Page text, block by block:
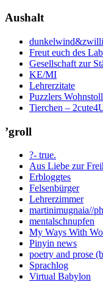
Aushalt
Freut euch des
Gesellschaft zur
KE/MI
Lehrerzitate
Puzzlers
Tierchen –
’groll
?- true.
Aus Liebe zur
Erbloggtes
Felsenbürger
Lehrerzimmer
martinimugnaia//
mentalschnupfen
My Ways With
Pinyin news
poetry and prose
Sprachlog
Virtual Babylon